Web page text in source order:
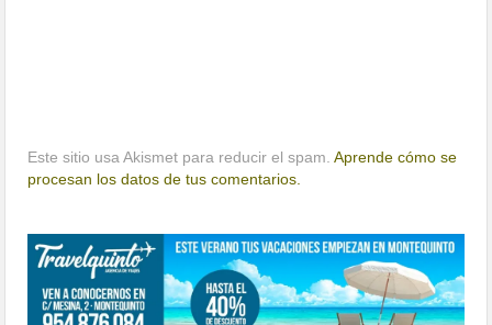
Este sitio usa Akismet para reducir el spam.Aprende cómo se
procesan los datos de tus comentarios.